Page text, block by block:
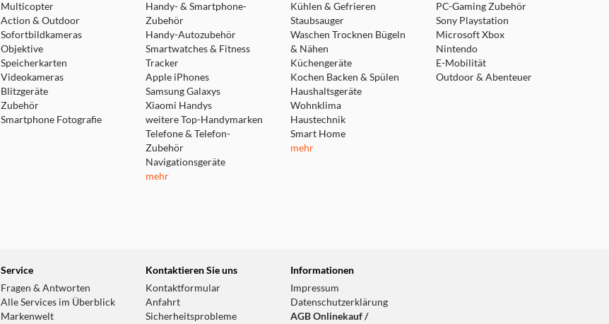
Multicopter
Action & Outdoor
Sofortbildkameras
Objektive
Speicherkarten
Videokameras
Blitzgeräte
Zubehör
Smartphone Fotografie
Handy- & Smartphone-
Zubehör
Handy-Autozubehör
Smartwatches & Fitness
Tracker
Apple iPhones
Samsung Galaxys
Xiaomi Handys
weitere Top-Handymarken
Telefone & Telefon-
Zubehör
Navigationsgeräte
mehr
Kühlen & Gefrieren
Staubsauger
Waschen Trocknen Bügeln
& Nähen
Küchengeräte
Kochen Backen & Spülen
Haushaltsgeräte
Wohnklima
Haustechnik
Smart Home
mehr
PC-Gaming Zubehör
Sony Playstation
Microsoft Xbox
Nintendo
E-Mobilität
Outdoor & Abenteuer
Service
Fragen & Antworten
Alle Services im Überblick
Markenwelt
Kontaktieren Sie uns
Kontaktformular
Anfahrt
Sicherheitsprobleme
Informationen
Impressum
Datenschutzerklärung
AGB Onlinekauf /